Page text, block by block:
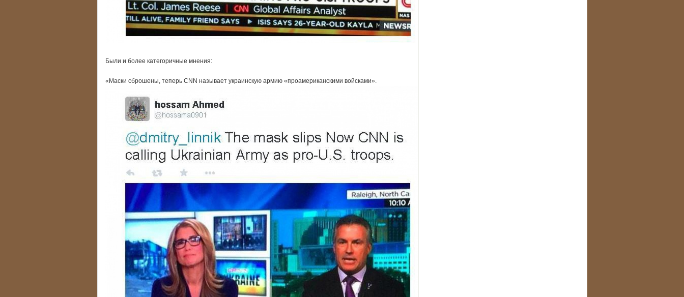
Были и более категоричные мнения:
«Маски сброшены, теперь CNN называет украинскую армию «проамериканскими войсками».